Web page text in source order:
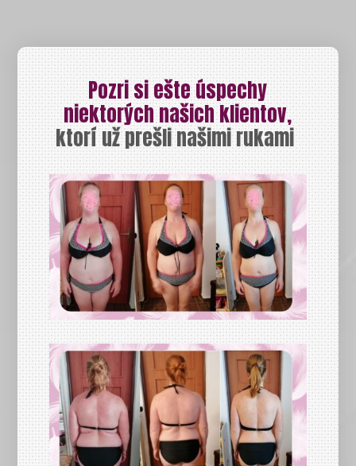
Pozri si ešte úspechy
niektorých našich klientov,
ktorí už prešli našimi rukami